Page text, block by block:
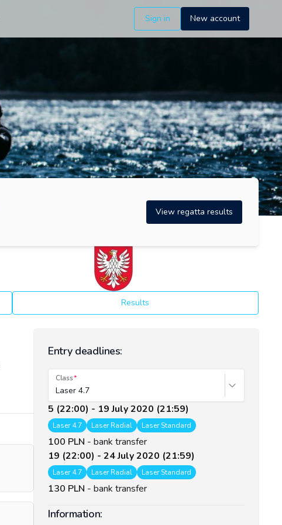
Sign in New account
View regatta results
Results
Entry deadlines:
Class
Laser 4.7
5 (22:00) - 19 July 2020 (21:59)
Laser 4.7 Laser Radial Laser Standard
100 PLN - bank transfer
19 (22:00) - 24 July 2020 (21:59)
Laser 4.7 Laser Radial Laser Standard
130 PLN - bank transfer
Information: